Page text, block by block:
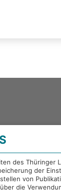
des Thüringer
der
von
die